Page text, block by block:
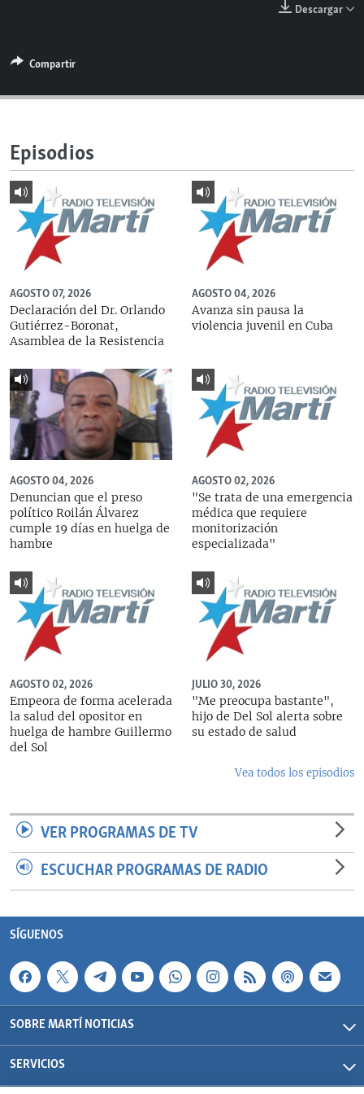
ESPECIALES
LA REALIDAD DE LA VIVIENDA EN CUBA
KENTU-CUBANO
LOS SANTOS DE HIALEAH
DESINFORMACIÓN RUSA EN AMÉRICA LATINA
LA INVASIÓN DE RUSIA A UCRANIA
MULTIMEDIA
EDITORIALES
SÍGUENOS
Descargar
Compartir
Episodios
AGOSTO 07, 2026
Declaración del Dr. Orlando
Gutiérrez-Boronat,
Asamblea de la Resistencia
AGOSTO 04, 2026
Avanza sin pausa la
violencia juvenil en Cuba
AGOSTO 04, 2026
Denuncian que el preso
político Roilán Álvarez
cumple 19 días en huelga de
hambre
AGOSTO 02, 2026
"Se trata de una emergencia
médica que requiere
monitorización
especializada"
AGOSTO 02, 2026
Empeora de forma acelerada
la salud del opositor en
huelga de hambre Guillermo
del Sol
JULIO 30, 2026
"Me preocupa bastante",
hijo de Del Sol alerta sobre
su estado de salud
Vea todos los episodios
VER PROGRAMAS DE TV
ESCUCHAR PROGRAMAS DE RADIO
SÍGUENOS
SOBRE MARTÍ NOTICIAS
SERVICIOS